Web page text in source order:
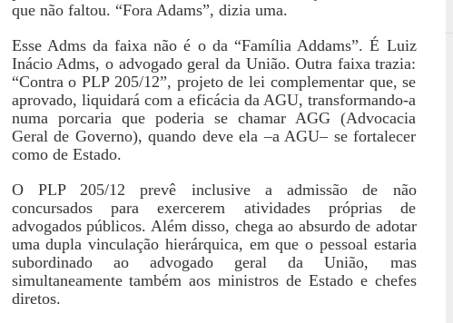
que não faltou. “Fora Adams”, dizia uma.
Esse Adms da faixa não é o da “Família Addams”. É Luiz
Inácio Adms, o advogado geral da União. Outra faixa trazia:
“Contra o PLP 205/12”, projeto de lei complementar que, se
aprovado, liquidará com a eficácia da AGU, transformando-a
numa porcaria que poderia se chamar AGG (Advocacia
Geral de Governo), quando deve ela –a AGU– se fortalecer
como de Estado.
O PLP 205/12 prevê inclusive a admissão de não
concursados para exercerem atividades próprias de
advogados públicos. Além disso, chega ao absurdo de adotar
uma dupla vinculação hierárquica, em que o pessoal estaria
subordinado ao advogado geral da União, mas
simultaneamente também aos ministros de Estado e chefes
diretos.